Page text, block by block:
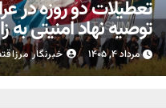
تعطیلات دو روزه در
توصیه نهاد امنیتی به
اربعین
مرداد ۴, ۱۴۰۵ خبرنگار